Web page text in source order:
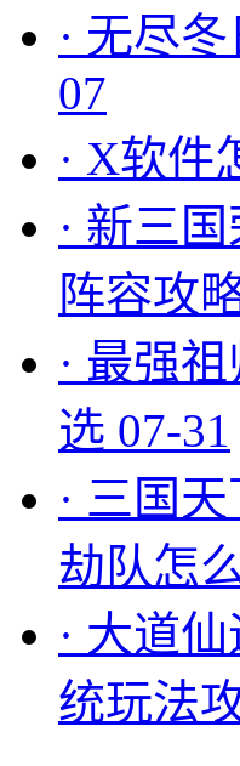
· 无尽
07
· X软件
· 新三
阵容攻
· 最强
选 07-31
· 三国
劫队怎
· 大道
统玩法